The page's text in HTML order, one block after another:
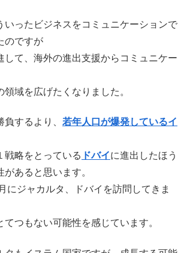
いったビジネスをコミュニケーションで
のですが
して、海外の進出支援からコミュニケー
領域を広げたくなりました。
するより、 若年人口が爆発しているイ
戦略をとっている ドバイに進出したほう
あると思います。
にジャカルタ、ドバイを訪問してきま
てつもない可能性を感じています。